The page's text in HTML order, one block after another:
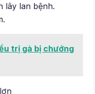
lây lan bệnh.
trị gà bị chướng